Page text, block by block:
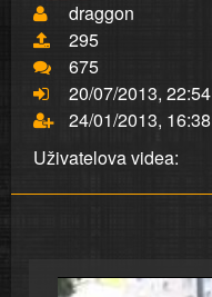
draggon
295
675
20/07/2013, 22:54
24/01/2013, 16:38
Uživatelova videa: